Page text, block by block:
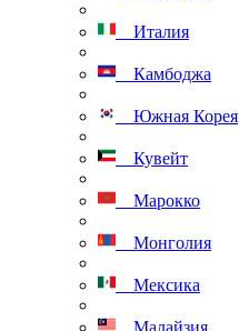
Италия
Камбоджа
Южная Корея
Кувейт
Марокко
Монголия
Мексика
Малайзия